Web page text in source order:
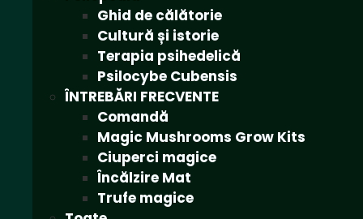
Ghid de călătorie
Cultură și istorie
Terapia psihedelică
Psilocybe Cubensis
ÎNTREBĂRI FRECVENTE
Comandă
Magic Mushrooms Grow Kits
Ciuperci magice
Încălzire Mat
Trufe magice